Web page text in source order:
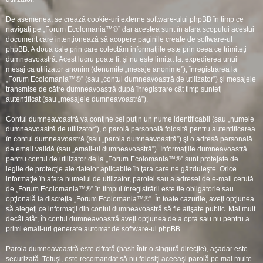
De asemenea, se crează cookie-uri externe software-ului phpBB în timp ce
navigaţi pe „Forum Ecolomania™®” dar acestea sunt în afara scopului acestui
document care intenţionează să acopere paginile create de software-ul
phpBB. A doua cale prin care colectăm informaţiile este prin ceea ce trimiteţi
dumneavoastră. Acest lucru poate fi, şi nu este limitat la: expedierea unui
mesaj ca utilizator anonim (denumite „mesaje anonime”), înregistrarea la
„Forum Ecolomania™®” (sau „contul dumneavoastră de utilizator”) şi mesajele
transmise de către dumneavoastră după înregistrare cât timp sunteţi
autentificat (sau „mesajele dumneavoastră”).
Contul dumneavoastră va conţine cel puţin un nume identificabil (sau „numele
dumneavoastră de utilizator”), o parolă personală folosită pentru autentificarea
în contul dumneavoastră (sau „parola dumneavoastră”) şi o adresă personală
de email validă (sau „email-ul dumneavoastră”). Informaţiile dumneavoastră
pentru contul de utilizator de la „Forum Ecolomania™®” sunt protejate de
legile de protecţie ale datelor aplicabile în ţara care ne găzduieşte. Orice
informaţie în afara numelui de utilizator, parolei sau a adresei de e-mail cerută
de „Forum Ecolomania™®” în timpul înregistrării este fie obligatorie sau
opţională la discreţia „Forum Ecolomania™®”. În toate cazurile, aveţi opţiunea
să alegeţi ce informaţii din contul dumneavoastră să fie afişate public. Mai mult
decât atât, în contul dumneavoastră aveţi opţiunea de a opta sau nu pentru a
primi email-uri generate automat de software-ul phpBB.
Parola dumneavoastră este cifrată (hash într-o singură direcţie), aşadar este
securizată. Totuşi, este recomandat să nu folosiţi aceeaşi parolă pe mai multe